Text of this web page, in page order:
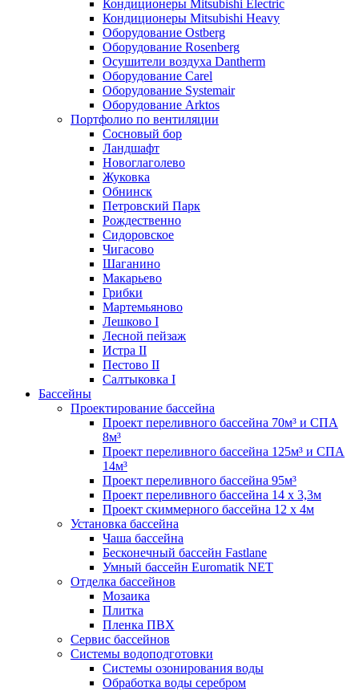
Кондиционеры Mitsubishi Electric
Кондиционеры Mitsubishi Heavy
Оборудование Ostberg
Оборудование Rosenberg
Осушители воздуха Dantherm
Оборудование Carel
Оборудование Systemair
Оборудование Arktos
Портфолио по вентиляции
Сосновый бор
Ландшафт
Новоглаголево
Жуковка
Обнинск
Петровский Парк
Рождественно
Сидоровское
Чигасово
Шаганино
Макарьево
Грибки
Мартемьяново
Лешково I
Лесной пейзаж
Истра II
Пестово II
Салтыковка I
Бассейны
Проектирование бассейна
Проект переливного бассейна 70м³ и СПА
8м³
Проект переливного бассейна 125м³ и СПА
14м³
Проект переливного бассейна 95м³
Проект переливного бассейна 14 х 3,3м
Проект скиммерного бассейна 12 х 4м
Установка бассейна
Чаша бассейна
Бесконечный бассейн Fastlane
Умный бассейн Euromatik NET
Отделка бассейнов
Мозаика
Плитка
Пленка ПВХ
Сервис бассейнов
Системы водоподготовки
Системы озонирования воды
Обработка воды серебром